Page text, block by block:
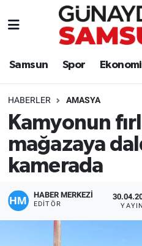
Samsun Spor Ekonomi
HABERLER AMASYA
Kamyonun
mağazaya
kamerada
HABER MERKEZİ
EDITÖR
Samsun
Politika
Turizm
Sağlık
Eğitim
Nöbetçi Eczaneler
Süper Lig Puan
Tüm Manşetler
Son Dakika Haberleri
Haber Arşivi